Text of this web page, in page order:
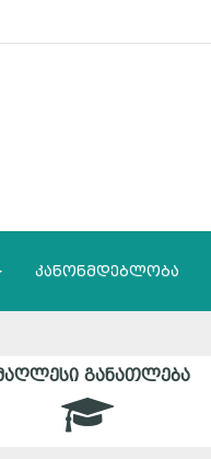
კანონმდებლობა
ᲒᲐᲜᲐᲗᲚᲔᲑᲐ